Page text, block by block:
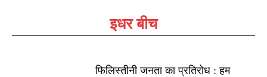
इधर बीच
फिलिस्तीनी जनता का प्रतिरोध : हम